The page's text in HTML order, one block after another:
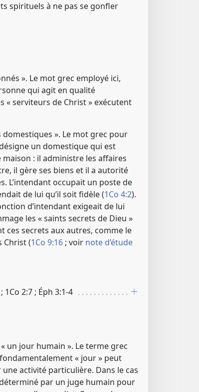
spirituels à ne pas se gonfler
». Le mot grec employé ici,
qui agit en qualité
« serviteurs de Christ » exécutent
domestiques ». Le mot grec pour
un domestique qui est
maison : il administre les affaires
il gère ses biens et il a autorité
L’intendant occupait un poste de
de lui qu’il soit fidèle (1Co 4:2).
d’intendant exigeait de lui
les « saints secrets de Dieu »
ces secrets aux autres, comme le
Christ (1Co 9:16 ; voir note d’étude
1Co 2​:​7 ; Éph 3​:​1-4
un jour humain ». Le terme grec
« jour » peut
activité particulière. Dans le cas
par un juge humain pour